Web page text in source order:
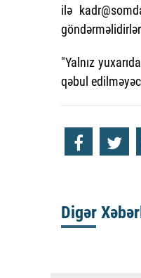
ilə
"Yalnız
qəbul
Digər